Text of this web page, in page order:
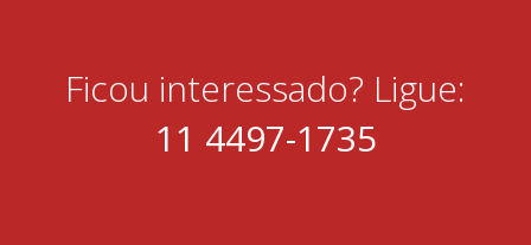
Ficou interessado? Ligue:
11 4497-1735